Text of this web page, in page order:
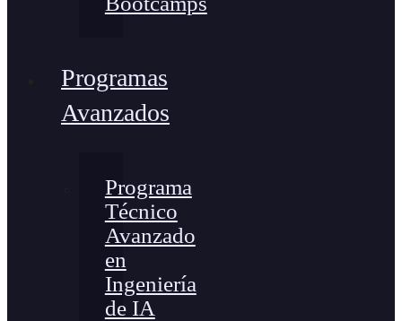
Programas
Avanzados
Programa
Técnico
Avanzado
en
Ingeniería
de IA